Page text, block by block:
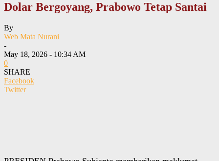
Dolar Bergoyang, Prabowo Tetap Santai
By
Web Mata Nurani
-
May 18, 2026 - 10:34 AM
0
SHARE
Facebook
Twitter